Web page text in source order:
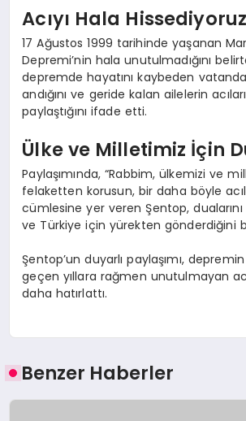
Acıyı Hala Hissediyoruz
17 Ağustos 1999 tarihinde yaşanan
Depremi’nin hala unutulmadığını
depremde hayatını kaybeden
andığını ve geride kalan ailelerin
paylaştığını ifade etti.
Ülke ve Milletimiz İçin
Paylaşımında, “Rabbim, ülkemizi ve
felaketten korusun, bir daha böyle
cümlesine yer veren Şentop,
ve Türkiye için yürekten gönderdiğini
Şentop’un duyarlı paylaşımı,
geçen yıllara rağmen unutulmayan
daha hatırlattı.
Benzer Haberler